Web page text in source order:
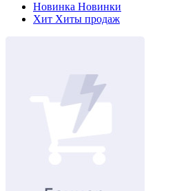
Новинка Новинки
Хит Хиты продаж